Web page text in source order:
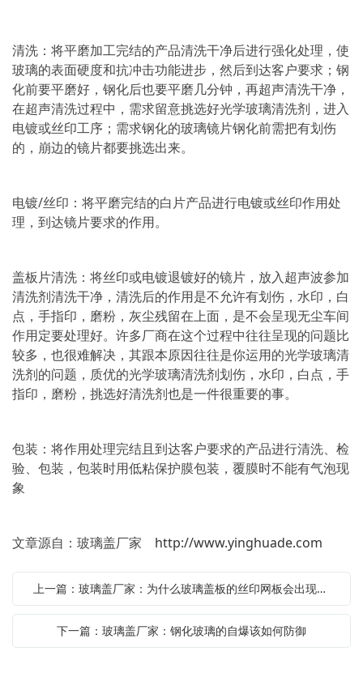
清洗：将平磨加工完结的产品清洗干净后进行强化处理，使
玻璃的表面硬度和抗冲击功能进步，然后到达客户要求；钢
化前要平磨好，钢化后也要平磨几分钟，再超声清洗干净，
在超声清洗过程中，需求留意挑选好光学玻璃清洗剂，进入
电镀或丝印工序；需求钢化的玻璃镜片钢化前需把有划伤
的，崩边的镜片都要挑选出来。
电镀/丝印：将平磨完结的白片产品进行电镀或丝印作用处
理，到达镜片要求的作用。
盖板片清洗：将丝印或电镀退镀好的镜片，放入超声波参加
清洗剂清洗干净，清洗后的作用是不允许有划伤，水印，白
点，手指印，磨粉，灰尘残留在上面，是不会呈现无尘车间
作用定要处理好。许多厂商在这个过程中往往呈现的问题比
较多，也很难解决，其跟本原因往往是你运用的光学玻璃清
洗剂的问题，质优的光学玻璃清洗剂划伤，水印，白点，手
指印，磨粉，挑选好清洗剂也是一件很重要的事。
包装：将作用处理完结且到达客户要求的产品进行清洗、检
验、包装，包装时用低粘保护膜包装，覆膜时不能有气泡现
象
文章源自：玻璃盖厂家 http://www.yinghuade.com
上一篇：玻璃盖厂家：为什么玻璃盖板的丝印网板会出现糊版的问题？
下一篇：玻璃盖厂家：钢化玻璃的自爆该如何防御